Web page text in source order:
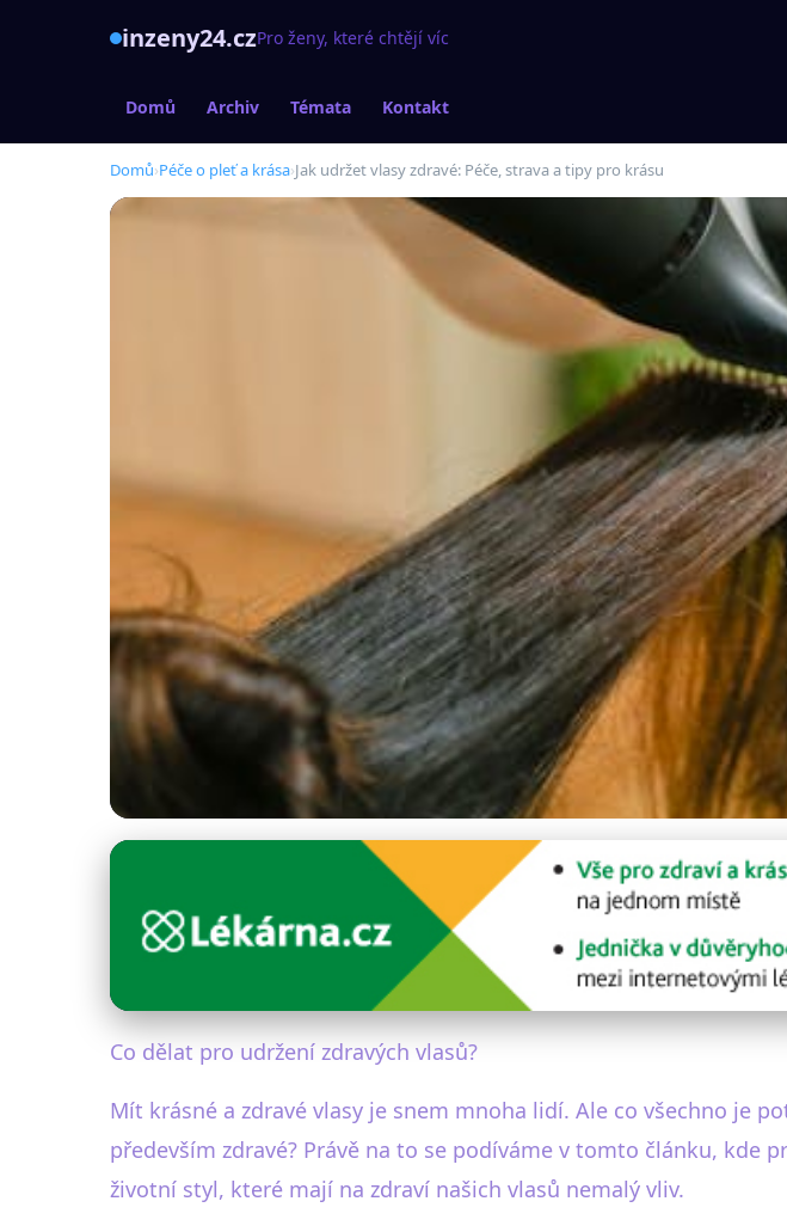
inzeny24.czPro ženy, které chtějí víc
Domů Archiv Témata Kontakt
Domů›Péče o pleť a krása›Jak udržet vlasy zdravé: Péče, strava a tipy pro krásu
Jak udržet vlasy zdravé:
· 4 min čtení · Autor: Markéta Urbanová
Co dělat pro udržení zdravých vlasů?
Mít krásné a zdravé vlasy je snem mnoha lidí. Ale co všechno je
především zdravé? Právě na to se podíváme v tomto článku, kde
životní styl, které mají na zdraví našich vlasů nemalý vliv.